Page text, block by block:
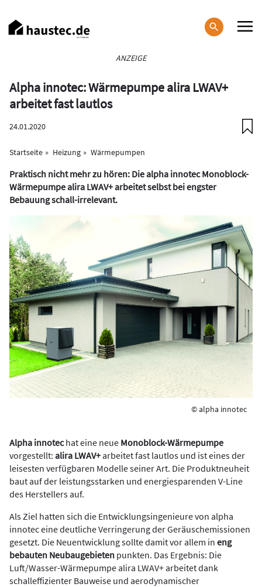
zum
Inhalt
ANZEIGE
Alpha innotec: Wärmepumpe alira LWAV+
arbeitet fast lautlos
24.01.2020
Startseite Heizung Wärmepumpen
Praktisch nicht mehr zu hören: Die alpha innotec Monoblock-
Wärmepumpe alira LWAV+ arbeitet selbst bei engster
Bebauung schall-irrelevant.
© alpha innotec
Alpha innotechat eine neue Monoblock-Wärmepumpe
vorgestellt: alira LWAV+arbeitet fast lautlos und ist eines der
leisesten verfügbaren Modelle seiner Art. Die Produktneuheit
baut auf der leistungsstarken und energiesparenden V-Line
des Herstellers auf.
Als Ziel hatten sich die Entwicklungsingenieure von alpha
innotec eine deutliche Verringerung der Geräuschemissionen
gesetzt. Die Neuentwicklung sollte damit vor allem in eng
bebauten Neubaugebieten punkten. Das Ergebnis: Die
Luft/Wasser-Wärmepumpe alira LWAV+ arbeitet dank
schalleffizienter Bauweise und aerodynamischer